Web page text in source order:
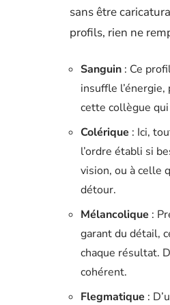
sans être
profils, rien ne
Sanguin : Ce
insuffle
cette collègue
Colérique : Ici,
l’ordre établi si
vision, ou à celle
détour.
Mélancolique :
garant du détail,
chaque résultat.
cohérent.
Flegmatique :